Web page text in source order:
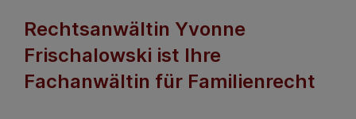
Rechtsanwältin Yvonne
Frischalowski ist Ihre
Fachanwältin für Familienrecht